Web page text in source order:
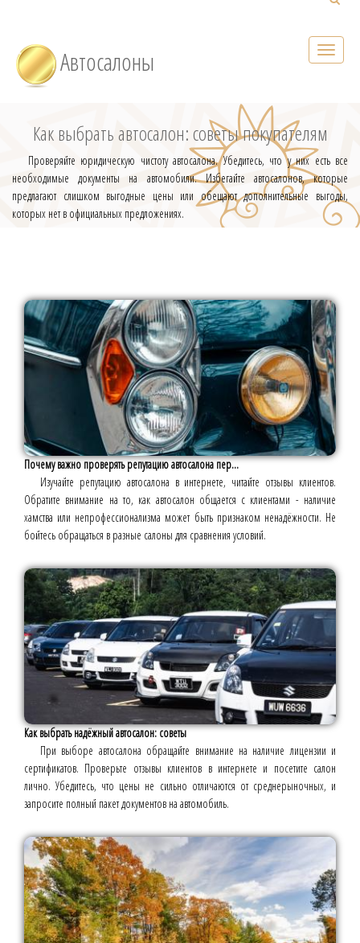
Автосалоны
Как выбрать автосалон: советы покупателям
Проверяйте юридическую чистоту автосалона. Убедитесь, что у них есть все
необходимые документы на автомобили. Избегайте автосалонов, которые
предлагают слишком выгодные цены или обещают дополнительные выгоды,
которых нет в официальных предложениях.
Почему важно проверять репутацию автосалона пер...
Изучайте репутацию автосалона в интернете, читайте отзывы клиентов.
Обратите внимание на то, как автосалон общается с клиентами - наличие
хамства или непрофессионализма может быть признаком ненадёжности. Не
бойтесь обращаться в разные салоны для сравнения условий.
Как выбрать надёжный автосалон: советы
При выборе автосалона обращайте внимание на наличие лицензии и
сертификатов. Проверьте отзывы клиентов в интернете и посетите салон
лично. Убедитесь, что цены не сильно отличаются от среднерыночных, и
запросите полный пакет документов на автомобиль.